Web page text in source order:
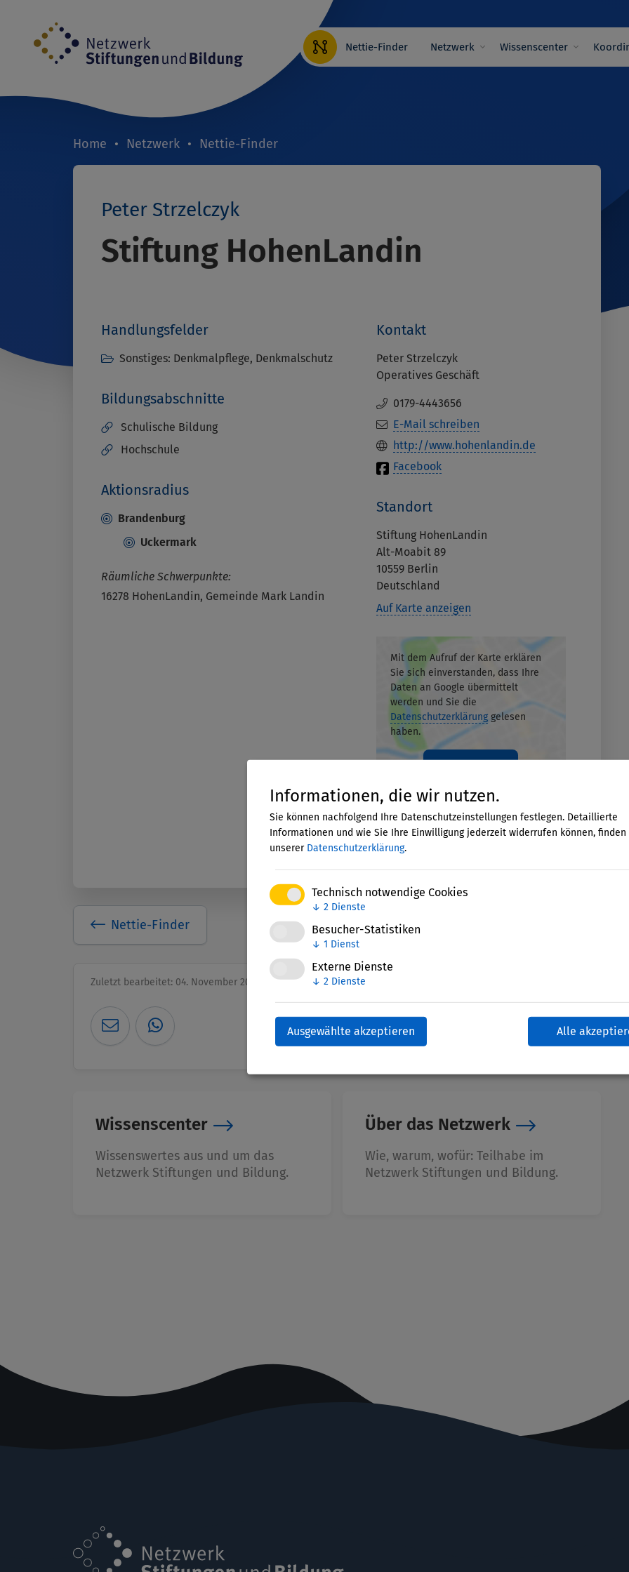
Informationen, die wir nutzen.
Sie können nachfolgend Ihre Datenschutzeinstellungen festlegen. Detaillierte
Informationen und wie Sie Ihre Einwilligung jederzeit widerrufen können, finden
unserer Datenschutzerklärung.
Technisch notwendige Cookies
↓ 2 Dienste
Besucher-Statistiken
↓ 1 Dienst
Externe Dienste
↓ 2 Dienste
Ausgewählte akzeptieren Alle
Inhalt
Nettie-Finder Hauptnavigation
Netzwerk Wissenscenter
Breadcrumb
Home Netzwerk Nettie-Finder
Peter Strzelczyk
Stiftung HohenLandin
Handlungsfelder
Sonstiges: Denkmalpflege, Denkmalschutz
Bildungsabschnitte
Schulische Bildung
Hochschule
Aktionsradius
Brandenburg
Uckermark
Räumliche Schwerpunkte:
16278 HohenLandin, Gemeinde Mark Landin
Kontakt
Peter Strzelczyk
Operatives Geschäft
0179-4443656
E-Mail schreiben
http://www.hohenlandin.de
Facebook
Standort
Stiftung HohenLandin
Alt-Moabit 89
10559 Berlin
Deutschland
Auf Karte anzeigen
Mit dem Aufruf der Karte erklären
Sie sich einverstanden, dass Ihre
Daten an Google übermittelt
werden und Sie die
Datenschutzerklärunggelesen
haben.
Nettie-Finder
Zuletzt bearbeitet: 04. November 2025
Wissenscenter
Wissenswertes aus und um das
Netzwerk Stiftungen und Bildung.
Über das Netzwerk
Wie, warum, wofür: Teilhabe im
Netzwerk Stiftungen und Bildung.